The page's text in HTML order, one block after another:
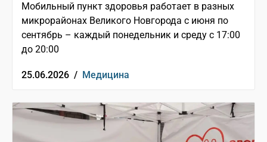
Мобильный пункт здоровья работает в разных
микрорайонах Великого Новгорода с июня по
сентябрь – каждый понедельник и среду с 17:00
до 20:00
25.06.2026 / Медицина